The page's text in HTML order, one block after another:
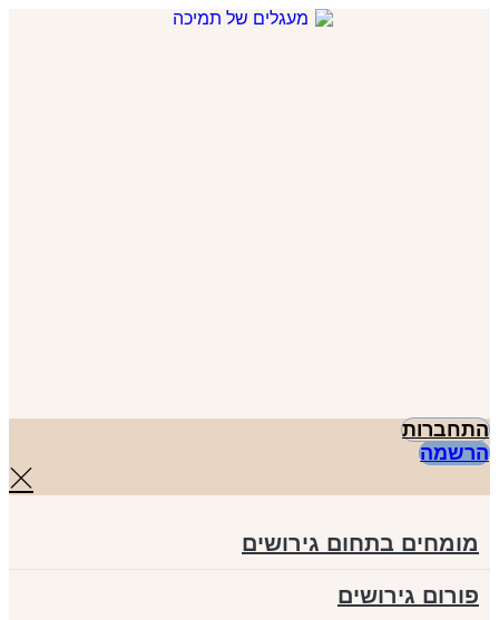
התחברות
הרשמה
מומחים בתחום גירושים
פורום גירושים